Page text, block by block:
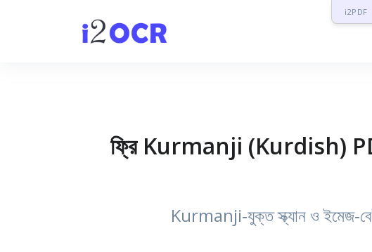
i2PDF
ফ্রি Kurmanji (Kurdish) PDF
Kurmanji‑যুক্ত স্ক্যান ও